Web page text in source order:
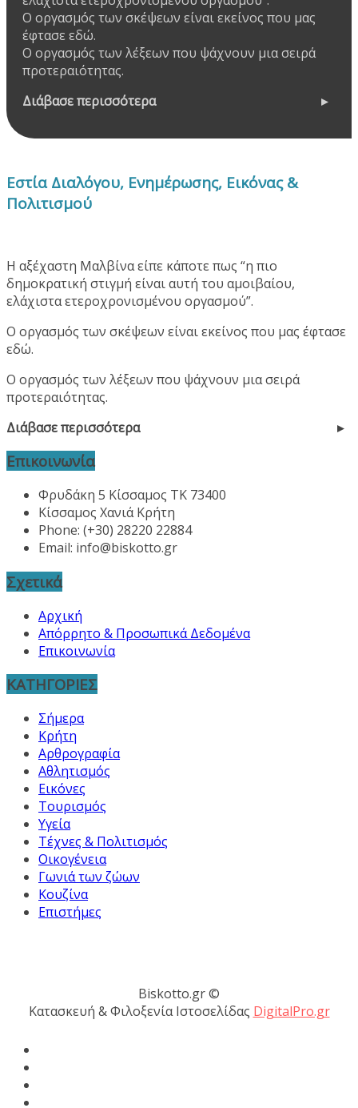
Ο οργασμός των σκέψεων είναι εκείνος που μας
έφτασε εδώ.
Ο οργασμός των λέξεων που ψάχνουν μια σειρά
προτεραιότητας.
Διάβασε περισσότερα
Εστία Διαλόγου, Ενημέρωσης, Εικόνας &
Πολιτισμού
Η αξέχαστη Μαλβίνα είπε κάποτε πως “η πιο
δημοκρατική στιγμή είναι αυτή του αμοιβαίου,
ελάχιστα ετεροχρονισμένου οργασμού”.
Ο οργασμός των σκέψεων είναι εκείνος που μας έφτασε
εδώ.
Ο οργασμός των λέξεων που ψάχνουν μια σειρά
προτεραιότητας.
Διάβασε περισσότερα
Επικοινωνία
Φρυδάκη 5 Κίσσαμος ΤΚ 73400
Κίσσαμος Χανιά Κρήτη
Phone: (+30) 28220 22884
Email: info@biskotto.gr
Σχετικά
Αρχική
Απόρρητο & Προσωπικά Δεδομένα
Επικοινωνία
ΚΑΤΗΓΟΡΙΕΣ
Σήμερα
Κρήτη
Αρθρογραφία
Αθλητισμός
Εικόνες
Τουρισμός
Υγεία
Τέχνες & Πολιτισμός
Οικογένεια
Γωνιά των ζώων
Κουζίνα
Επιστήμες
Biskotto.gr ©
Κατασκευή & Φιλοξενία Ιστοσελίδας DigitalPro.gr